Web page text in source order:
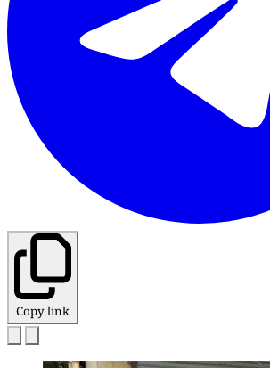
Copy link